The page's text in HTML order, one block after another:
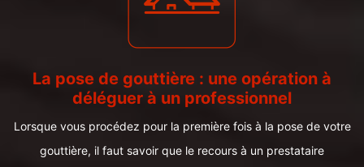
La pose de gouttière : une opération à
déléguer à un professionnel
Lorsque vous procédez pour la première fois à la pose de votre
gouttière, il faut savoir que le recours à un prestataire